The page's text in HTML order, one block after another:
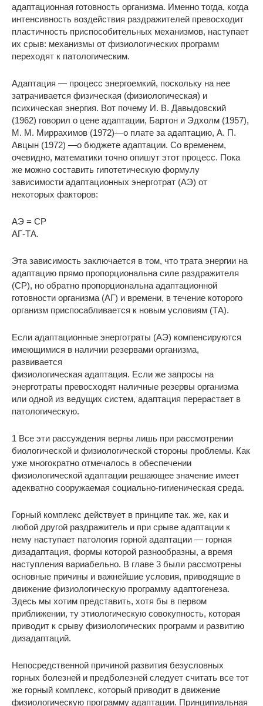
адаптационная готовность организма. Именно тогда, когда
интенсивность воздействия раздражителей превосходит
пластичность приспособительных механизмов, наступает
их срыв: механизмы от физиологических программ
переходят к патологическим.
Адаптация — процесс энергоемкий, поскольку на нее
затрачивается физическая (физиологическая) и
психическая энергия. Вот почему И. В. Давыдовский
(1962) говорил о цене адаптации, Бартон и Эдхолм (1957),
М. М. Миррахимов (1972)—о плате за адаптацию, А. П.
Авцын (1972) —о бюджете адаптации. Со временем,
очевидно, математики точно опишут этот процесс. Пока
же можно составить гипотетическую формулу
зависимости адаптационных энерготрат (АЭ) от
некоторых факторов:
АЭ = СР
АГ-ТА.
Эта зависимость заключается в том, что трата энергии на
адаптацию прямо пропорциональна силе раздражителя
(CP), но обратно пропорциональна адаптационной
готовности организма (АГ) и времени, в течение которого
организм приспосабливается к новым условиям (ТА).
Если адаптационные энерготраты (АЭ) компенсируются
имеющимися в наличии резервами организма,
развивается
физиологическая адаптация. Если же запросы на
энерготраты превосходят наличные резервы организма
или одной из ведущих систем, адаптация перерастает в
патологическую.
1 Все эти рассуждения верны лишь при рассмотрении
биологической и физиологической стороны проблемы. Как
уже многократно отмечалось в обеспечении
физиологической адаптации решающее значение имеет
адекватно сооружаемая социально-гигиеническая среда.
Горный комплекс действует в принципе так. же, как и
любой другой раздражитель и при срыве адаптации к
нему наступает патология горной адаптации — горная
дизадаптация, формы которой разнообразны, а время
наступления вариабельно. В главе 3 были рассмотрены
основные причины и важнейшие условия, приводящие в
движение физиологическую программу адаптогенеза.
Здесь мы хотим представить, хотя бы в первом
приближении, ту этиологическую совокупность, которая
приводит к срыву физиологических программ и развитию
дизадаптаций.
Непосредственной причиной развития безусловных
горных болезней и предболезней следует считать все тот
же горный комплекс, который приводит в движение
физиологическую программу адаптации. Принципиальная